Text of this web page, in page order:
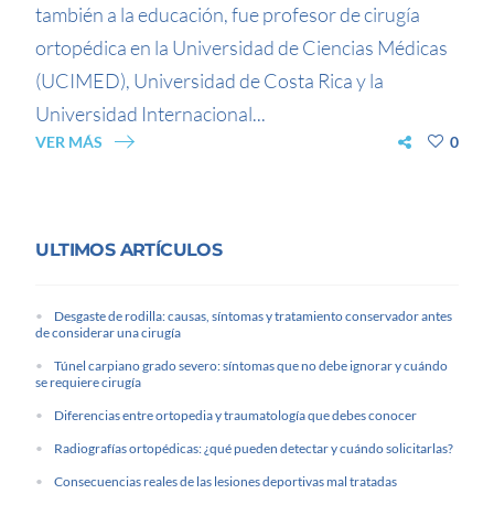
también a la educación, fue profesor de cirugía
ortopédica en la Universidad de Ciencias Médicas
(UCIMED), Universidad de Costa Rica y la
Universidad Internacional...
VER MÁS 0
ULTIMOS ARTÍCULOS
Desgaste de rodilla: causas, síntomas y tratamiento conservador antes
de considerar una cirugía
Túnel carpiano grado severo: síntomas que no debe ignorar y cuándo
se requiere cirugía
Diferencias entre ortopedia y traumatología que debes conocer
Radiografías ortopédicas: ¿qué pueden detectar y cuándo solicitarlas?
Consecuencias reales de las lesiones deportivas mal tratadas